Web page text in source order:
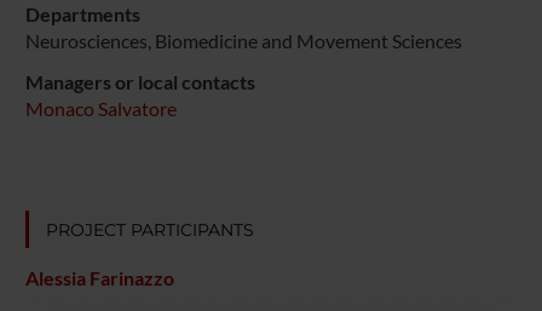
Departments
Neurosciences, Biomedicine and Movement Sciences
Managers or local contacts
Monaco Salvatore
PROJECT PARTICIPANTS
Alessia Farinazzo